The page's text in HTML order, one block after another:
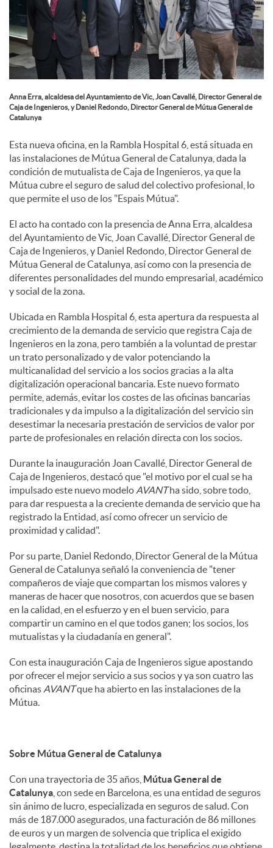
l
e
s
Anna Erra, alcaldesa del Ayuntamiento de Vic, Joan Cavallé, Director General de
Caja de Ingenieros, y Daniel Redondo, Director General de Mútua General de
Catalunya
Esta nueva oficina, en la Rambla Hospital 6, está situada en
las instalaciones de Mútua General de Catalunya, dada la
condición de mutualista de Caja de Ingenieros, ya que la
Mútua cubre el seguro de salud del colectivo profesional, lo
que permite el uso de los "Espais Mútua".
El acto ha contado con la presencia de Anna Erra, alcaldesa
del Ayuntamiento de Vic, Joan Cavallé, Director General de
Caja de Ingenieros, y Daniel Redondo, Director General de
Mútua General de Catalunya, así como con la presencia de
diferentes personalidades del mundo empresarial, académico
y social de la zona.
Ubicada en Rambla Hospital 6, esta apertura da respuesta al
crecimiento de la demanda de servicio que registra Caja de
Ingenieros en la zona, pero también a la voluntad de prestar
un trato personalizado y de valor potenciando la
multicanalidad del servicio a los socios gracias a la alta
digitalización operacional bancaria. Este nuevo formato
permite, además, evitar los costes de las oficinas bancarias
tradicionales y da impulso a la digitalización del servicio sin
desestimar la necesaria prestación de servicios de valor por
parte de profesionales en relación directa con los socios.
Durante la inauguración Joan Cavallé, Director General de
Caja de Ingenieros, destacó que "el motivo por el cual se ha
impulsado este nuevo modelo AVANTha sido, sobre todo,
para dar respuesta a la creciente demanda de servicio que ha
registrado la Entidad, así como ofrecer un servicio de
proximidad y calidad".
Por su parte, Daniel Redondo, Director General de la Mútua
General de Catalunya señaló la conveniencia de "tener
compañeros de viaje que compartan los mismos valores y
maneras de hacer que nosotros, con acuerdos que se basen
en la calidad, en el esfuerzo y en el buen servicio, para
compartir un camino en el que todos ganen; los socios, los
mutualistas y la ciudadanía en general".
Con esta inauguración Caja de Ingenieros sigue apostando
por ofrecer el mejor servicio a sus socios y ya son cuatro las
oficinas AVANTque ha abierto en las instalaciones de la
Mútua.
Sobre Mútua General de Catalunya
Con una trayectoria de 35 años, Mútua General de
Catalunya , con sede en Barcelona, es una entidad de seguros
sin ánimo de lucro, especializada en seguros de salud. Con
más de 187.000 asegurados, una facturación de 86 millones
de euros y un margen de solvencia que triplica el exigido